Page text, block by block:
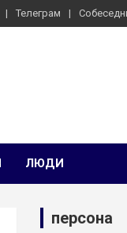
Телеграм
ЛЮДИ
персона